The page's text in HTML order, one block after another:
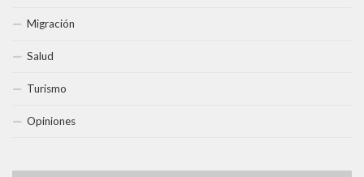
Migración
Salud
Turismo
Opiniones